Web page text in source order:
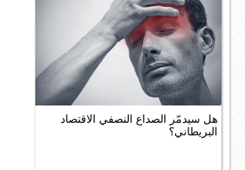
هل سيدمّر الصداع النصفي الاقتصاد
البريطاني؟